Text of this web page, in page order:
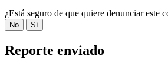
¿Está seguro de que quiere denunciar este
No Sí
Reporte enviado